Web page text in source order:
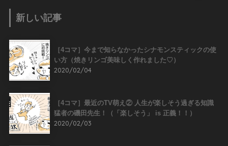
新しい記事
［4コマ］今まで知らなかったシナモンスティックの使
い方（焼きリンゴ美味しく作れました♡）
2020/02/04
［4コマ］最近のTV萌え② 人生が楽しそう過ぎる知識
猛者の磯田先生！（「楽しそう」 is 正義！！）
2020/02/03